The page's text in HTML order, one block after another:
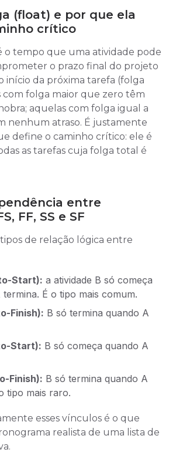
(float) e por que ela
crítico
o tempo que uma atividade pode
o prazo final do projeto
início da próxima tarefa (folga
com folga maior que zero têm
aquelas com folga igual a
nenhum atraso. É justamente
define o caminho crítico: ele é
as tarefas cuja folga total é
entre
FF, SS e SF
de relação lógica entre
Start): a atividade B só começa
É o tipo mais comum.
Finish): B só termina quando A
Start): B só começa quando A
Finish): B só termina quando A
tipo mais raro.
esses vínculos é o que
realista de uma lista de